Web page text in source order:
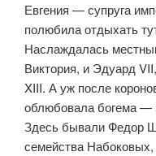
Евгения — супруга
полюбила отдыхать
Наслаждалась
Виктория, и Эдуард
XIII. А уж после
облюбовала богема —
Здесь бывали Федор
семейства